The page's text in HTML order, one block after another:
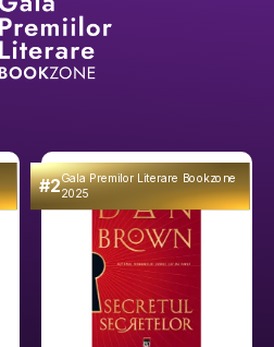
#2Gala Premilor Literare Bookzone
2025